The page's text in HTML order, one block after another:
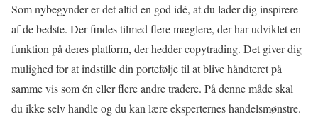
Som nybegynder er det altid en god idé, at du lader dig inspirere
af de bedste. Der findes tilmed flere mæglere, der har udviklet en
funktion på deres platform, der hedder copytrading. Det giver dig
mulighed for at indstille din portefølje til at blive håndteret på
samme vis som én eller flere andre tradere. På denne måde skal
du ikke selv handle og du kan lære eksperternes handelsmønstre.